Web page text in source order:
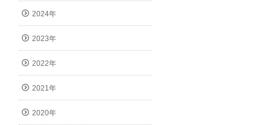
2024年
2023年
2022年
2021年
2020年